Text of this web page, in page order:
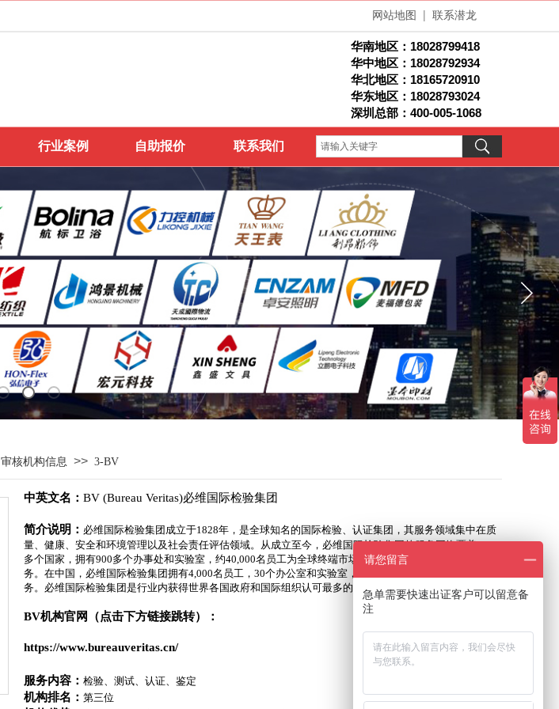
网站地图 | 联系潜龙
华南地区： 18028799418
华中地区：18028792934
华北地区：18165720910
华东地区：18028793024
深圳总部：400-005-1068
行业案例 自助报价 联系我们
审核机构信息 >> 3-BV
中英文名 ： BV (Bureau Veritas)必维国际检验集团
​​​​​​​​简介说明： 必维国际检验集团成立于1828年，是全球知名的国际检验、认证集团，其服务领域集中在质
量、健康、安全和环境管理以及社会责任评估领域。从成立至今，必维国际检验集团的服务网络覆盖150
多个国家，拥有900多个办事处和实验室，约40,000名员工为全球终端市场的370,000个不同领域的客户服
务。在中国，必维国际检验集团拥有4,000名员工，30个办公室和实验室，并为30,000多个客户提供优质服
务。必维国际检验集团是行业内获得世界各国政府和国际组织认可最多的机构之一。
BV机构官网（点击下方链接跳转）：​
https://www.bureauveritas.cn/
服务内容： 检验、测试、认证、鉴定
机构排名： 第三位
请您留言
急单需要快速出证客户可以留意备
注